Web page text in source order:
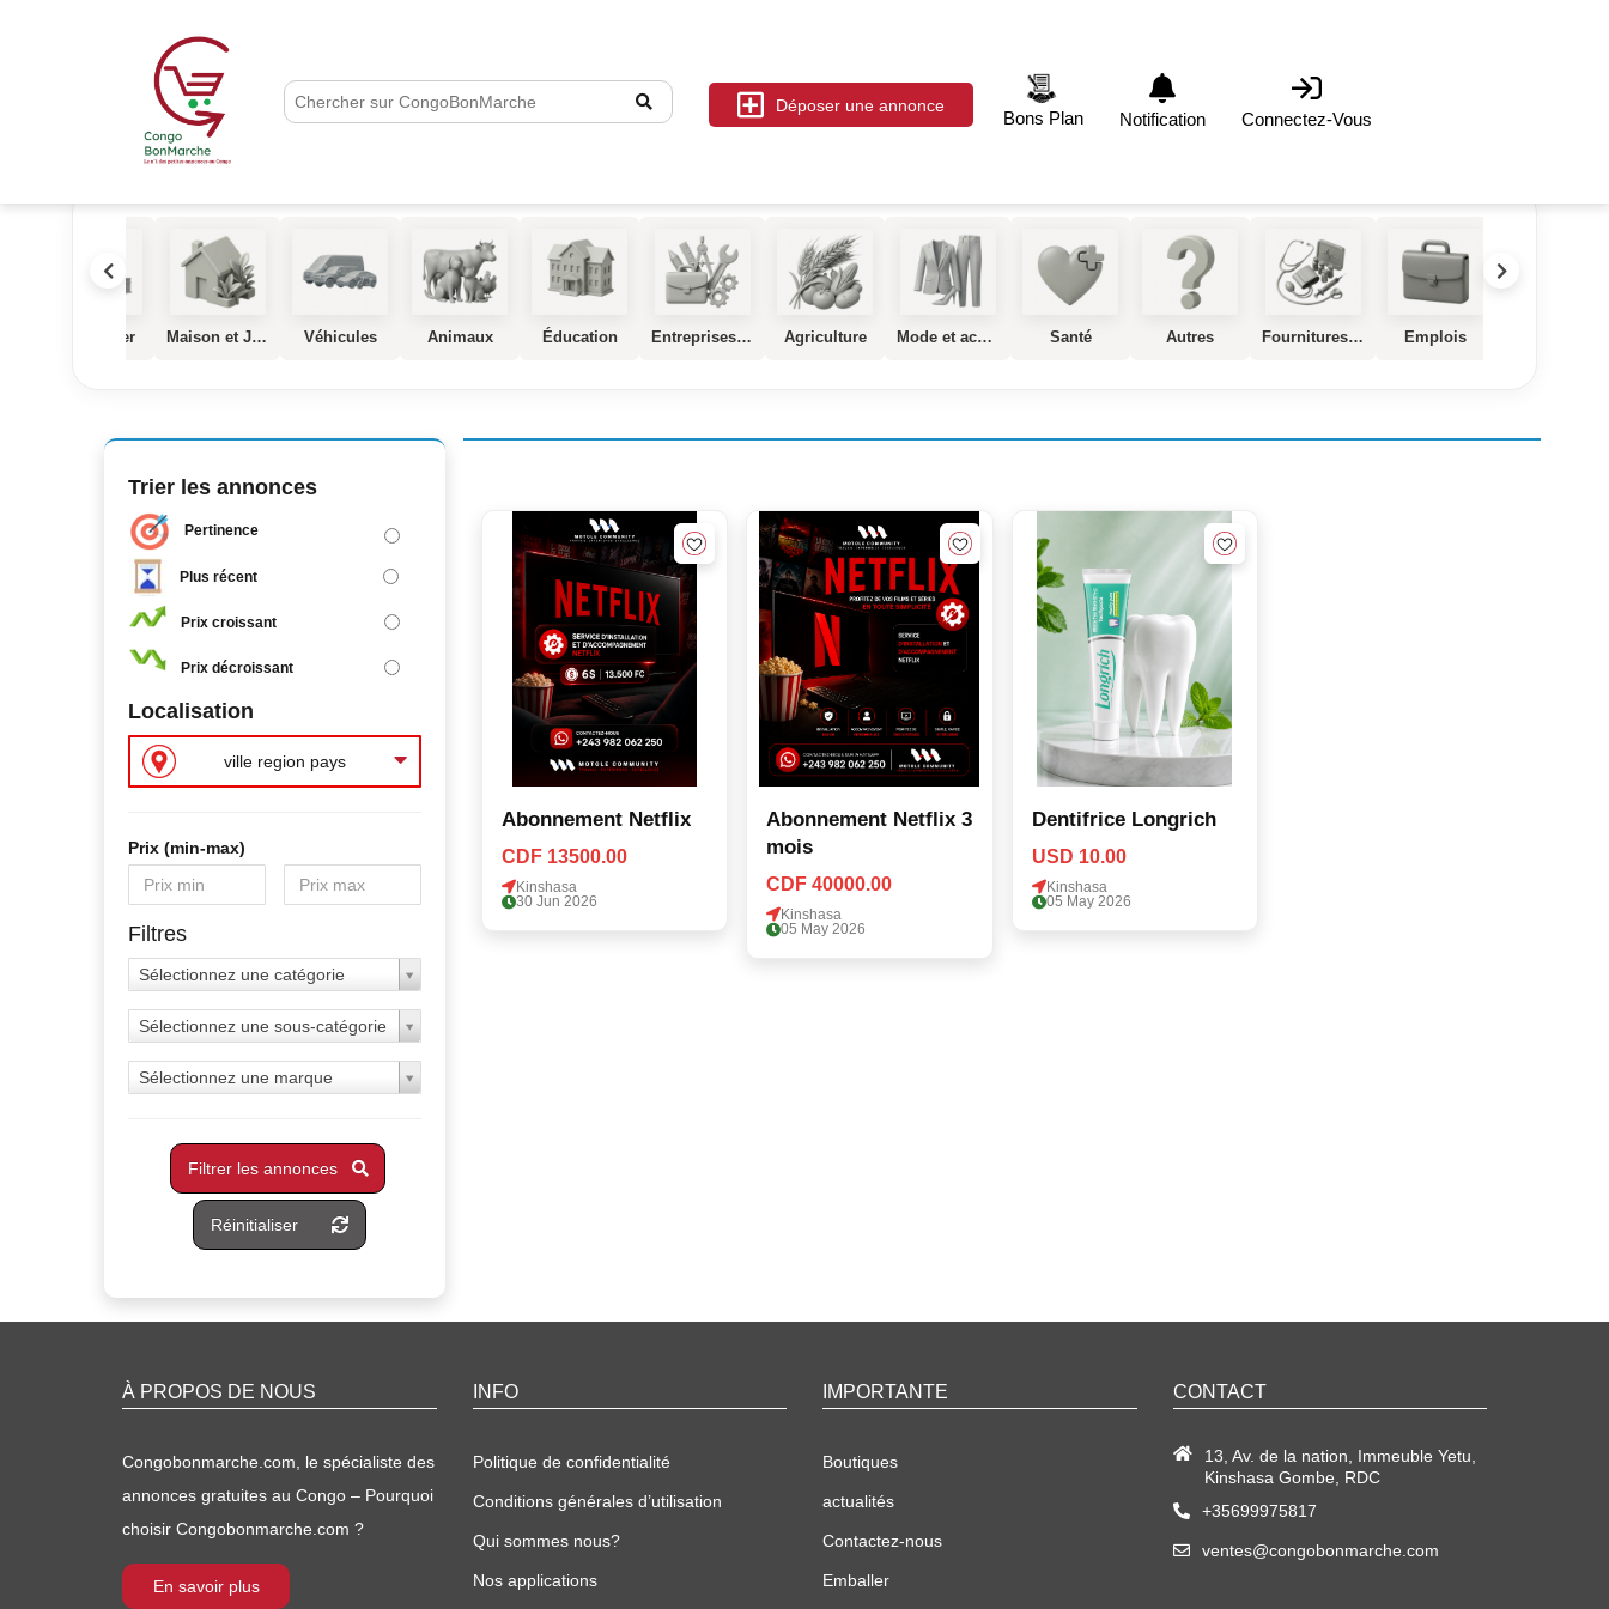
Déposer une annonce
Bons Plan Notification Connectez-Vous
Immobilier Maison et Jardin Véhicules Animaux Éducation Entreprises, Services et Industrie Agriculture Mode et accessoires Santé Autres Fournitures et Equipements Médical Emplois
Trier les annonces
Pertinence
Plus récent
Prix croissant
Prix décroissant
Localisation
ville region pays
Prix ​​(min-max)
Filtres
Sélectionnez une catégorie
Sélectionnez une sous-catégorie
Sélectionnez une marque
Réinitialiser
Abonnement Netflix
CDF 13500.00
Kinshasa
30 Jun 2026
Abonnement Netflix 3
mois
CDF 40000.00
Kinshasa
05 May 2026
Dentifrice Longrich
USD 10.00
Kinshasa
05 May 2026
À PROPOS DE NOUS
Congobonmarche.com, le spécialiste des
annonces gratuites au Congo – Pourquoi
choisir Congobonmarche.com ?
En savoir plus
INFO
Politique de confidentialité
Conditions générales d’utilisation
Qui sommes nous?
Nos applications
IMPORTANTE
Boutiques
actualités
Contactez-nous
Emballer
CONTACT
13, Av. de la nation, Immeuble Yetu,
Kinshasa Gombe, RDC
+35699975817
ventes@congobonmarche.com